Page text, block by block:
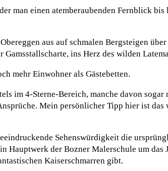
man einen atemberaubenden Fernblick
aus auf schmalen Bergsteigen
ins Herz des wilden
mehr Einwohner als Gästebetten.
im 4-Sterne-Bereich, manche davon sogar
Mein persönlicher Tipp hier ist
Sehenswürdigkeit die
Hauptwerk der Bozner Malerschule um
Kaiserschmarren gibt.